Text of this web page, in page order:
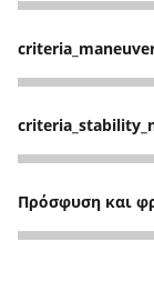
5
5
5
Πρόσφυση και
5